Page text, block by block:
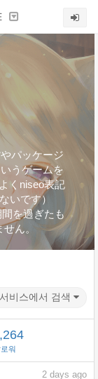
パッケージ
うゲームを
くniseo表記
いです）
を過ぎたも
ん。
서비스에서 검색
워
2 days ago